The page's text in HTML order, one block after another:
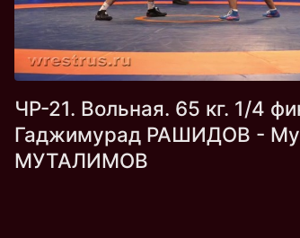
ЧР-21. Вольная. 65 кг. 1/4
Гаджимурад РАШИДОВ -
МУТАЛИМОВ